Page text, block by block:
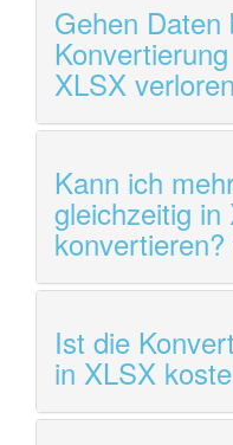
Gehen Daten
XLSX
Kann ich
gleichzeitig in
konvertieren?
Ist die
in XLSX